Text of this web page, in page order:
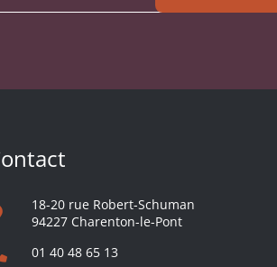
18-20 rue Robert-Schuman
94227 Charenton-le-Pont
01 40 48 65 13